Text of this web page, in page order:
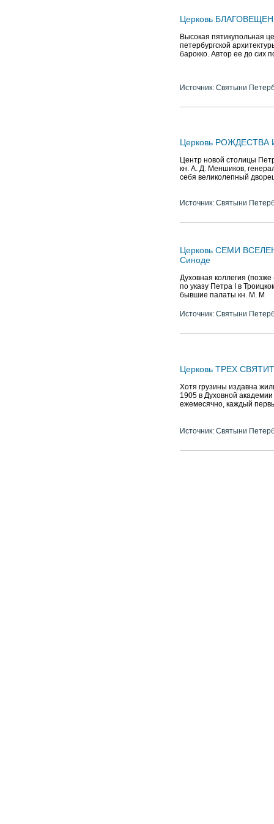
Церковь
Высокая пятикупольная
петербургской
барокко. Автор ее до сих
Источник: Святыни
Церковь РОЖДЕСТВА
Центр новой столицы
кн. А. Д. Меншиков,
себя великолепный
Источник: Святыни
Церковь СЕМИ
Синоде
Духовная коллегия
по указу Петра I в
бывшие палаты кн. М. М
Источник: Святыни
Церковь ТРЕХ
Хотя грузины издавна
1905 в Духовной
ежемесячно, каждый
Источник: Святыни